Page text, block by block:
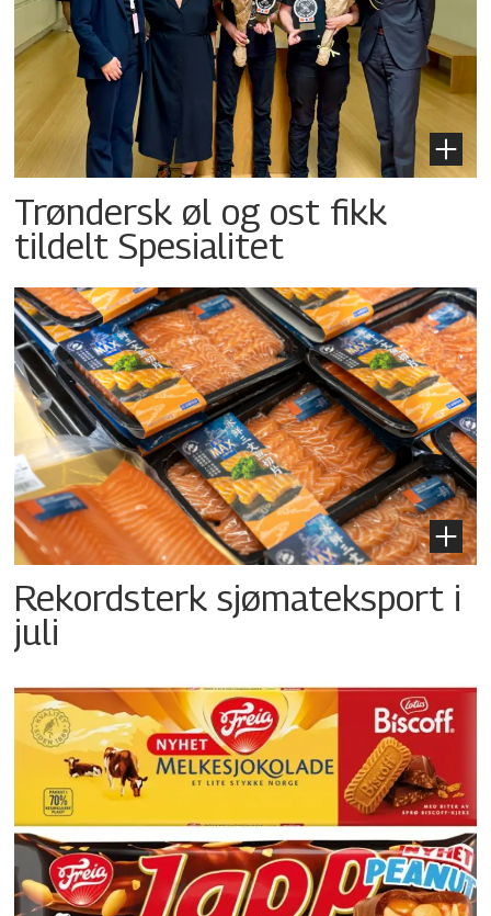
Trøndersk øl og ost fikk
tildelt Spesialitet
Rekordsterk sjømateksport i
juli